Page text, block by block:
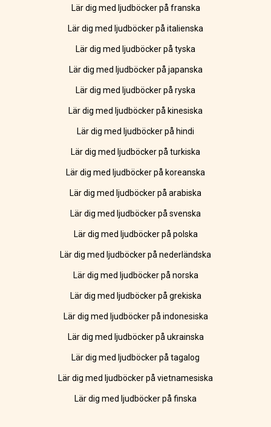
Lär dig med ljudböcker på franska
Lär dig med ljudböcker på italienska
Lär dig med ljudböcker på tyska
Lär dig med ljudböcker på japanska
Lär dig med ljudböcker på ryska
Lär dig med ljudböcker på kinesiska
Lär dig med ljudböcker på hindi
Lär dig med ljudböcker på turkiska
Lär dig med ljudböcker på koreanska
Lär dig med ljudböcker på arabiska
Lär dig med ljudböcker på svenska
Lär dig med ljudböcker på polska
Lär dig med ljudböcker på nederländska
Lär dig med ljudböcker på norska
Lär dig med ljudböcker på grekiska
Lär dig med ljudböcker på indonesiska
Lär dig med ljudböcker på ukrainska
Lär dig med ljudböcker på tagalog
Lär dig med ljudböcker på vietnamesiska
Lär dig med ljudböcker på finska